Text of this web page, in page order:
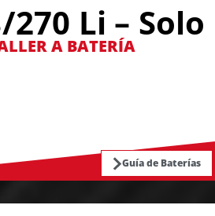
270 Li – Solo
A BATERÍA
Guía de Baterías